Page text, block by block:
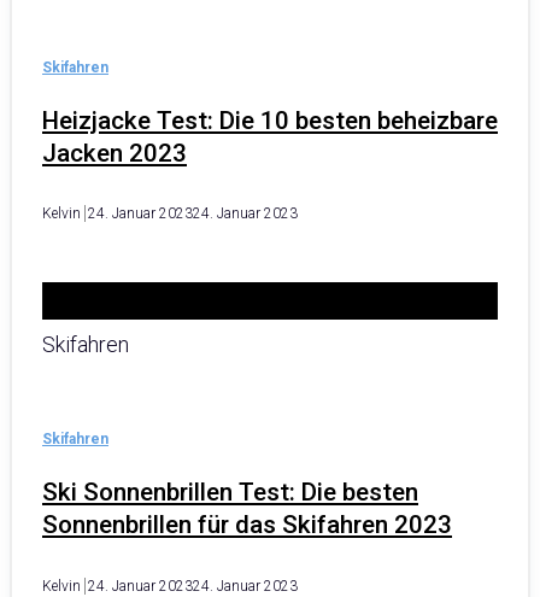
Heizjacke Test: Die 10 besten beheizbare
Jacken 2023
Skifahren
Kelvin 24. Januar 202324. Januar 2023
Skifahren
Ski Sonnenbrillen Test: Die besten
Sonnenbrillen für das Skifahren 2023
Skifahren
Kelvin 24. Januar 202324. Januar 2023